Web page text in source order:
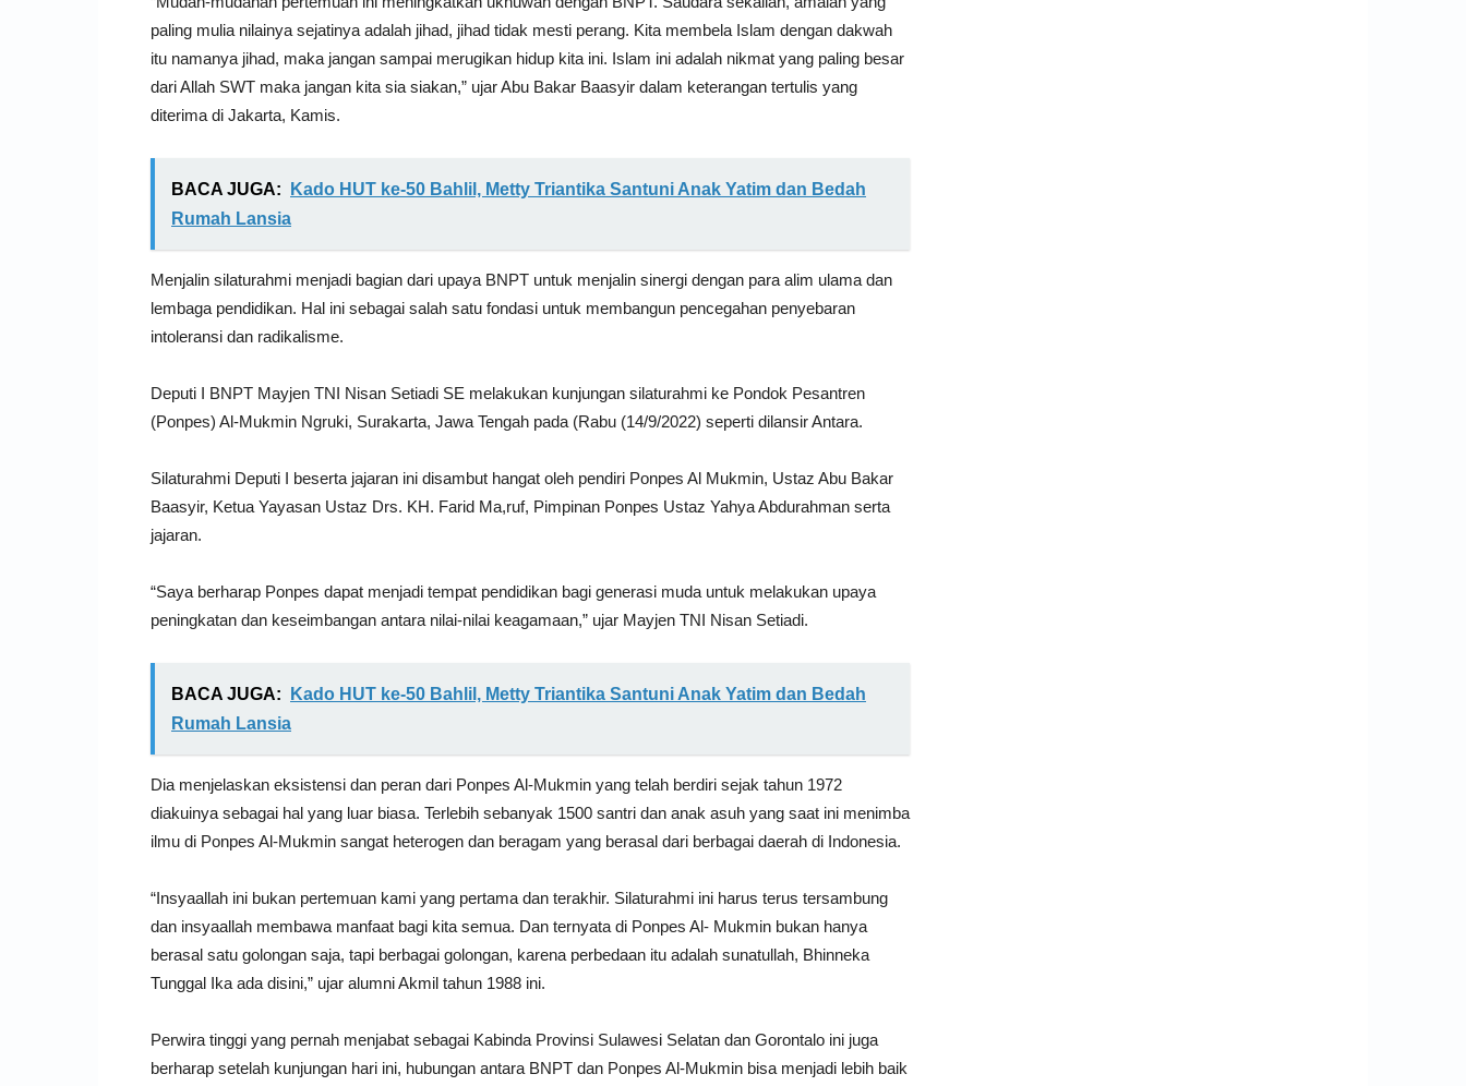
paling mulia nilainya sejatinya adalah jihad, jihad tidak mesti perang. Kita membela Islam dengan dakwah
itu namanya jihad, maka jangan sampai merugikan hidup kita ini. Islam ini adalah nikmat yang paling besar
dari Allah SWT maka jangan kita sia siakan,” ujar Abu Bakar Baasyir dalam keterangan tertulis yang
diterima di Jakarta, Kamis.
BACA JUGA:
Kado HUT ke-50 Bahlil, Metty Triantika Santuni Anak Yatim dan Bedah
Rumah Lansia
Menjalin silaturahmi menjadi bagian dari upaya BNPT untuk menjalin sinergi dengan para alim ulama dan
lembaga pendidikan. Hal ini sebagai salah satu fondasi untuk membangun pencegahan penyebaran
intoleransi dan radikalisme.
Deputi I BNPT Mayjen TNI Nisan Setiadi SE melakukan kunjungan silaturahmi ke Pondok Pesantren
(Ponpes) Al-Mukmin Ngruki, Surakarta, Jawa Tengah pada (Rabu (14/9/2022) seperti dilansir Antara.
Silaturahmi Deputi I beserta jajaran ini disambut hangat oleh pendiri Ponpes Al Mukmin, Ustaz Abu Bakar
Baasyir, Ketua Yayasan Ustaz Drs. KH. Farid Ma,ruf, Pimpinan Ponpes Ustaz Yahya Abdurahman serta
jajaran.
“Saya berharap Ponpes dapat menjadi tempat pendidikan bagi generasi muda untuk melakukan upaya
peningkatan dan keseimbangan antara nilai-nilai keagamaan,” ujar Mayjen TNI Nisan Setiadi.
BACA JUGA:
Kado HUT ke-50 Bahlil, Metty Triantika Santuni Anak Yatim dan Bedah
Rumah Lansia
Dia menjelaskan eksistensi dan peran dari Ponpes Al-Mukmin yang telah berdiri sejak tahun 1972
diakuinya sebagai hal yang luar biasa. Terlebih sebanyak 1500 santri dan anak asuh yang saat ini menimba
ilmu di Ponpes Al-Mukmin sangat heterogen dan beragam yang berasal dari berbagai daerah di Indonesia.
“Insyaallah ini bukan pertemuan kami yang pertama dan terakhir. Silaturahmi ini harus terus tersambung
dan insyaallah membawa manfaat bagi kita semua. Dan ternyata di Ponpes Al- Mukmin bukan hanya
berasal satu golongan saja, tapi berbagai golongan, karena perbedaan itu adalah sunatullah, Bhinneka
Tunggal Ika ada disini,” ujar alumni Akmil tahun 1988 ini.
Perwira tinggi yang pernah menjabat sebagai Kabinda Provinsi Sulawesi Selatan dan Gorontalo ini juga
berharap setelah kunjungan hari ini, hubungan antara BNPT dan Ponpes Al-Mukmin bisa menjadi lebih baik